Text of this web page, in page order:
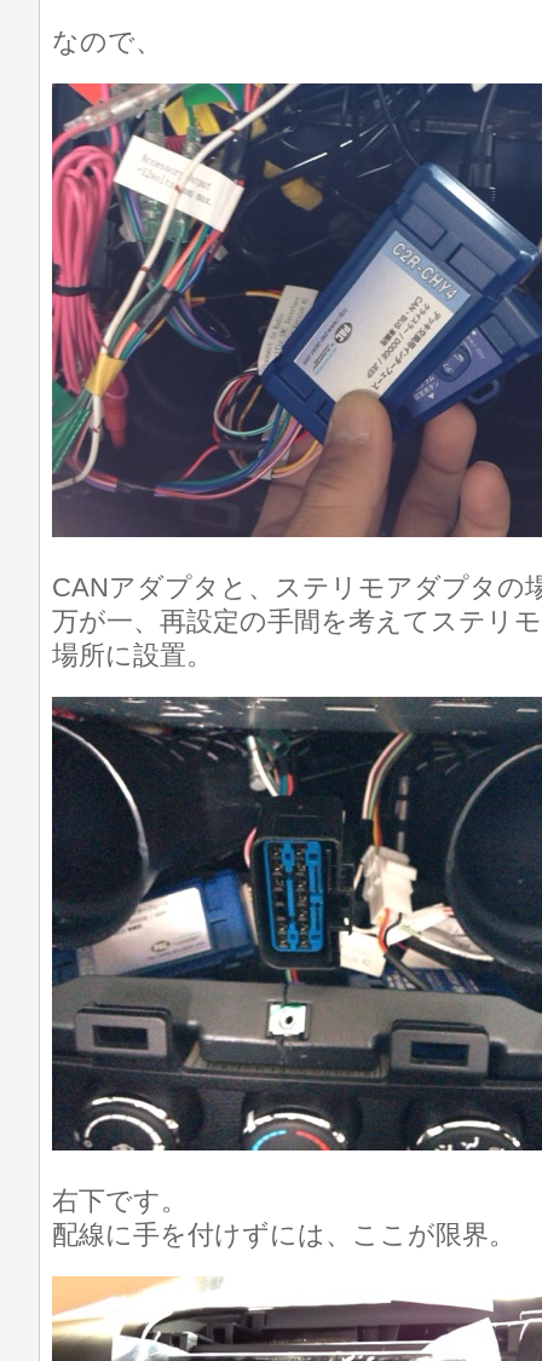
なので、
CANアダプタと、ステリモアダプタの
万が一、再設定の手間を考えてステリ
場所に設置。
右下です。
配線に手を付けずには、ここが限界。